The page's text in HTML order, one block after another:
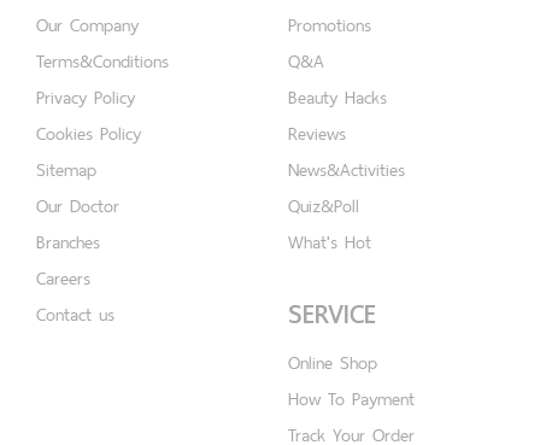
Our Company
Terms&Conditions
Privacy Policy
Cookies Policy
Sitemap
Our Doctor
Branches
Careers
Contact us
Promotions
Q&A
Beauty Hacks
Reviews
News&Activities
Quiz&Poll
What's Hot
SERVICE
Online Shop
How To Payment
Track Your Order